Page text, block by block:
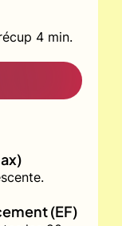
4 min.
(EF)